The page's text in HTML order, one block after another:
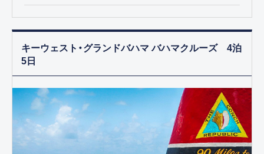
キーウェスト・グランドバハマ バハマクルーズ 4泊
5日